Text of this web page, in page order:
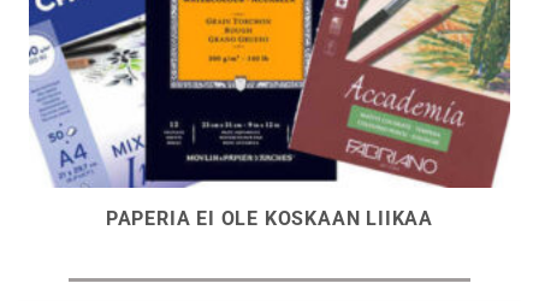
PAPERIA EI OLE KOSKAAN LIIKAA